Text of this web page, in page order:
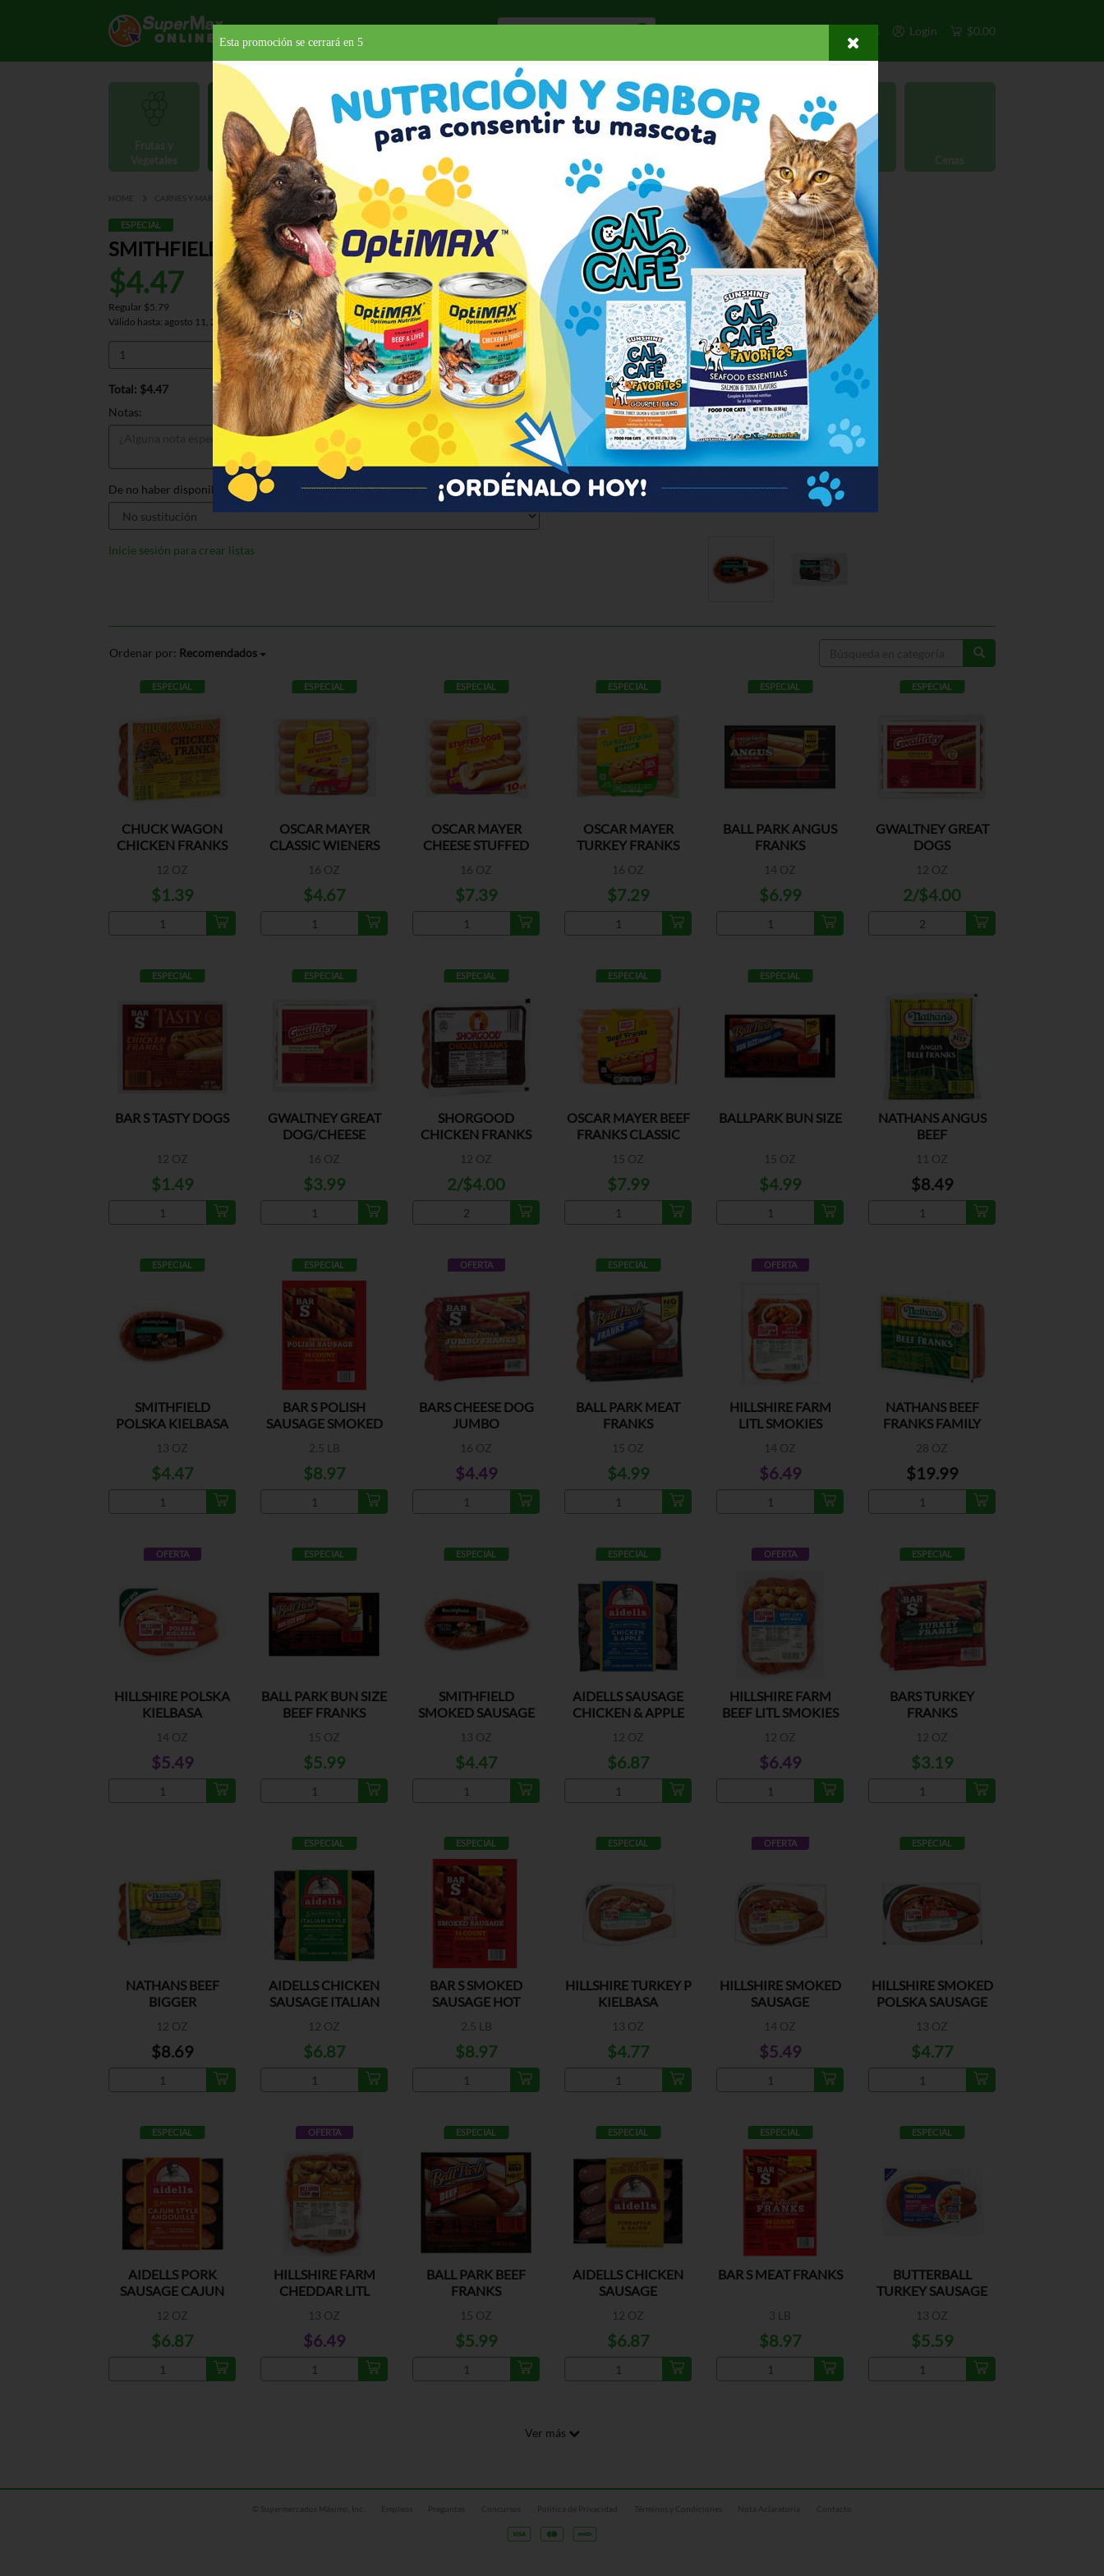
Otros Login $0.00
Carnes y
Mariscos
Lácteos Deli y Bakery Orgánico Licores
HOME CARNES Y MARISCOS CARNES EMBUTIDOS SMITHFIELD POLSKA KIELBASA
ESPECIAL
SMITHFIELD POLSKA KIELBASA 13 OZ
$4.47
Regular $5.79
Válido hasta: agosto 11, 2026
Total: $4.47
Notas:
De no haber disponible, sustituir por:
Inicie sesión para crear listas
Ordenar por: Recomendados
ESPECIAL
CHUCK WAGON
CHICKEN FRANKS
12 OZ
$1.39
ESPECIAL
OSCAR MAYER
CLASSIC WIENERS
16 OZ
$4.67
ESPECIAL
OSCAR MAYER
CHEESE STUFFED
16 OZ
$7.39
ESPECIAL
OSCAR MAYER
TURKEY FRANKS
16 OZ
$7.29
ESPECIAL
BALL PARK ANGUS
FRANKS
14 OZ
$6.99
ESPECIAL
GWALTNEY GREAT
DOGS
12 OZ
2/$4.00
ESPECIAL
BAR S TASTY DOGS
12 OZ
$1.49
ESPECIAL
GWALTNEY GREAT
DOG/CHEESE
16 OZ
$3.99
ESPECIAL
SHORGOOD
CHICKEN FRANKS
12 OZ
2/$4.00
ESPECIAL
OSCAR MAYER BEEF
FRANKS CLASSIC
15 OZ
$7.99
ESPECIAL
BALLPARK BUN SIZE
15 OZ
$4.99
NATHANS ANGUS
BEEF
11 OZ
$8.49
ESPECIAL
SMITHFIELD
POLSKA KIELBASA
13 OZ
$4.47
ESPECIAL
BAR S POLISH
SAUSAGE SMOKED
2.5 LB
$8.97
OFERTA
BARS CHEESE DOG
JUMBO
16 OZ
$4.49
ESPECIAL
BALL PARK MEAT
FRANKS
15 OZ
$4.99
OFERTA
HILLSHIRE FARM
LITL SMOKIES
14 OZ
$6.49
NATHANS BEEF
FRANKS FAMILY
28 OZ
$19.99
OFERTA
HILLSHIRE POLSKA
KIELBASA
14 OZ
$5.49
ESPECIAL
BALL PARK BUN SIZE
BEEF FRANKS
15 OZ
$5.99
ESPECIAL
SMITHFIELD
SMOKED SAUSAGE
13 OZ
$4.47
ESPECIAL
AIDELLS SAUSAGE
CHICKEN & APPLE
12 OZ
$6.87
OFERTA
HILLSHIRE FARM
BEEF LITL SMOKIES
12 OZ
$6.49
ESPECIAL
BARS TURKEY
FRANKS
12 OZ
$3.19
NATHANS BEEF
BIGGER
12 OZ
$8.69
ESPECIAL
AIDELLS CHICKEN
SAUSAGE ITALIAN
12 OZ
$6.87
ESPECIAL
BAR S SMOKED
SAUSAGE HOT
2.5 LB
$8.97
ESPECIAL
HILLSHIRE TURKEY P
KIELBASA
13 OZ
$4.77
OFERTA
HILLSHIRE SMOKED
SAUSAGE
14 OZ
$5.49
ESPECIAL
HILLSHIRE SMOKED
POLSKA SAUSAGE
13 OZ
$4.77
ESPECIAL
AIDELLS PORK
SAUSAGE CAJUN
12 OZ
$6.87
OFERTA
HILLSHIRE FARM
CHEDDAR LITL
13 OZ
$6.49
ESPECIAL
BALL PARK BEEF
FRANKS
15 OZ
$5.99
ESPECIAL
AIDELLS CHICKEN
SAUSAGE
12 OZ
$6.87
ESPECIAL
BAR S MEAT FRANKS
3 LB
$8.97
ESPECIAL
BUTTERBALL
TURKEY SAUSAGE
13 OZ
$5.59
Ver más
© Supermercados Máximo, Inc. Empleos Preguntas Política de Privacidad Nota Aclaratoria Contacto
Esta promoción se cerrará en 4